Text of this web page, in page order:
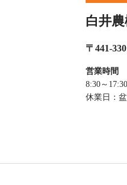
白井
〒441-
営業時間
8:30～17:30
休業日：